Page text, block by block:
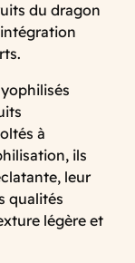
du dragon
à
ils
leur
qualités
légère et